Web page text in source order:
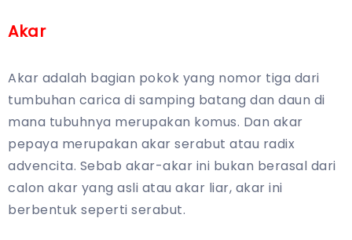
Akar
Akar adalah bagian pokok yang nomor tiga dari
tumbuhan carica di samping batang dan daun di
mana tubuhnya merupakan komus. Dan akar
pepaya merupakan akar serabut atau radix
advencita. Sebab akar-akar ini bukan berasal dari
calon akar yang asli atau akar liar, akar ini
berbentuk seperti serabut.